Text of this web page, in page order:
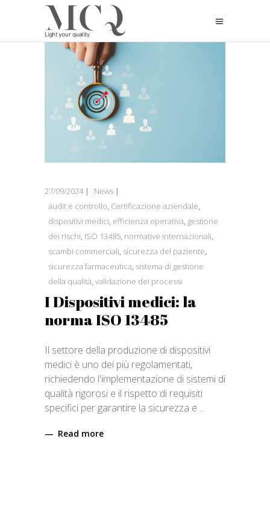
27/09/2024
News
audit e controllo, Certificazione aziendale,
dispositivi medici, efficienza operativa, gestione
dei rischi, ISO 13485, normative internazionali,
scambi commerciali, sicurezza del paziente,
sicurezza farmaceutica, sistema di gestione
della qualità,validazione dei processi
I Dispositivi medici: la
norma ISO 13485
Il settore della produzione di dispositivi
medici è uno dei più regolamentati,
richiedendo l'implementazione di sistemi di
qualità rigorosi e il rispetto di requisiti
specifici per garantire la sicurezza e
Read more